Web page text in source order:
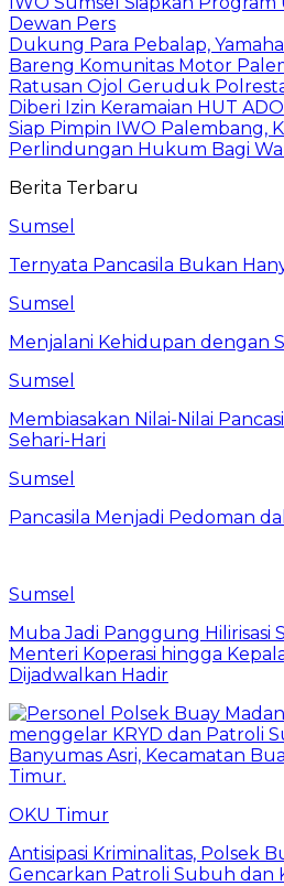
Dewan Pers
Dukung Para Pebalap,
Bareng Komunitas Motor
Ratusan Ojol Geruduk
Diberi Izin Keramaian HUT ADO
Siap Pimpin IWO Palembang,
Perlindungan Hukum Bagi
Berita Terbaru
Sumsel
Ternyata Pancasila Bukan
Sumsel
Menjalani Kehidupan dengan
Sumsel
Membiasakan Nilai-Nilai
Sehari-Hari
Sumsel
Pancasila Menjadi Pedoman
Sumsel
Muba Jadi Panggung Hilirisasi
Menteri Koperasi hingga
Dijadwalkan Hadir
OKU Timur
Antisipasi Kriminalitas, Polsek
Gencarkan Patroli Subuh dan